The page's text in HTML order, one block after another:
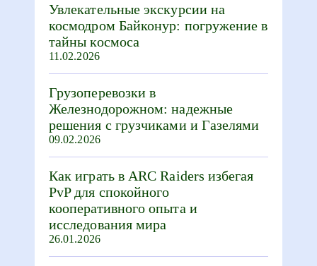
Увлекательные экскурсии на
космодром Байконур: погружение в
тайны космоса
11.02.2026
Грузоперевозки в
Железнодорожном: надежные
решения с грузчиками и Газелями
09.02.2026
Как играть в ARC Raiders избегая
PvP для спокойного
кооперативного опыта и
исследования мира
26.01.2026